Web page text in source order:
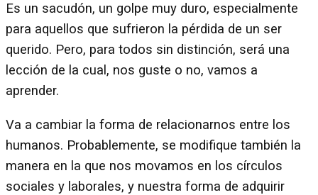
Es un sacudón, un golpe muy duro, especialmente
para aquellos que sufrieron la pérdida de un ser
querido. Pero, para todos sin distinción, será una
lección de la cual, nos guste o no, vamos a
aprender.
Va a cambiar la forma de relacionarnos entre los
humanos. Probablemente, se modifique también la
manera en la que nos movamos en los círculos
sociales y laborales, y nuestra forma de adquirir